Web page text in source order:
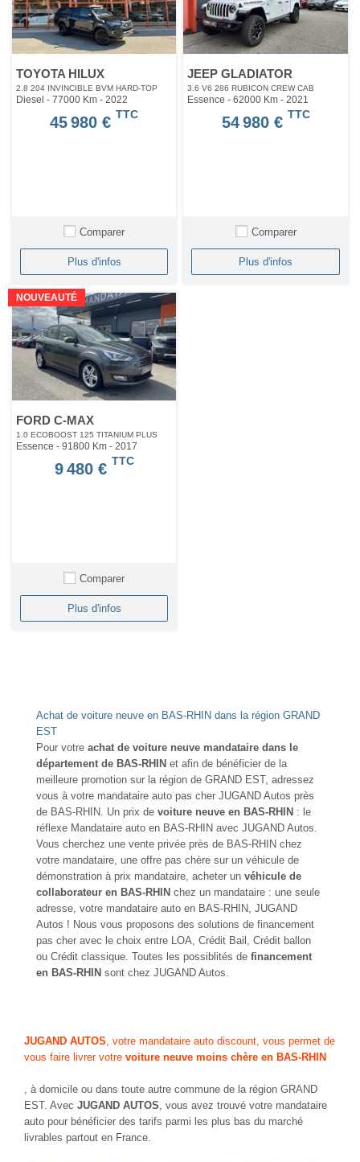
TOYOTA HILUX
2.8 204 INVINCIBLE BVM HARD-TOP
Diesel - 77000 Km - 2022
45 980 € TTC
Comparer
Plus d'infos
JEEP GLADIATOR
3.6 V6 286 RUBICON CREW CAB
Essence - 62000 Km- 2021
54 980 € TTC
Comparer
Plus d'infos
NOUVEAUTÉ
FORD C-MAX
1.0 ECOBOOST 125 TITANIUM PLUS
Essence - 91800 Km - 2017
9 480 € TTC
Comparer
Plus d'infos
Achat de voiture neuve en BAS-RHIN dans la région GRAND
EST
Pour votre achat de voiture neuve mandataire dans le
département de BAS-RHIN et afin de bénéficier de la
meilleure promotion sur la région de GRAND EST, adressez
vous à votre mandataire auto pas cher JUGAND Autos près
de BAS-RHIN. Un prix de voiture neuve en BAS-RHIN : le
réflexe Mandataire auto en BAS-RHIN avec JUGAND Autos.
Vous cherchez une vente privée près de BAS-RHIN chez
votre mandataire, une offre pas chère sur un véhicule de
démonstration à prix mandataire, acheter un véhicule de
collaborateur en BAS-RHIN chez un mandataire : une seule
adresse, votre mandataire auto en BAS-RHIN, JUGAND
Autos ! Nous vous proposons des solutions de financement
pas cher avec le choix entre LOA, Crédit Bail, Crédit ballon
ou Crédit classique. Toutes les possiblités de financement
en BAS-RHIN sont chez JUGAND Autos.
JUGAND AUTOS , votre mandataire auto discount, vous permet de
vous faire livrer votre voiture neuve moins chère en BAS-RHIN
, à domicile ou dans toute autre commune de la région GRAND
EST. Avec JUGAND AUTOS , vous avez trouvé votre mandataire
auto pour bénéficier des tarifs parmi les plus bas du marché
livrables partout en France.